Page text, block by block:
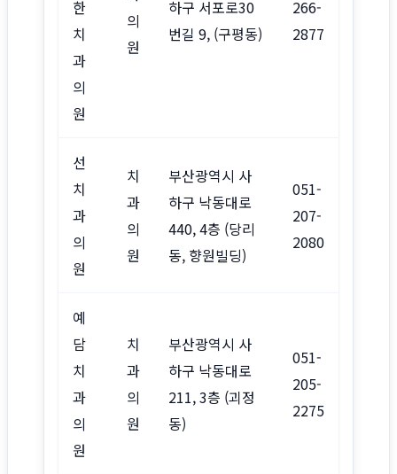
한
치
과
의
원
의
원
하구 서포로30
번길 9, (구평동)
266-
2877
선
치
과
의
원
치
과
의
원
부산광역시 사
하구 낙동대로
440, 4층 (당리
동, 향원빌딩)
051-
207-
2080
예
담
치
과
의
원
치
과
의
원
부산광역시 사
하구 낙동대로
211, 3층 (괴정
동)
051-
205-
2275